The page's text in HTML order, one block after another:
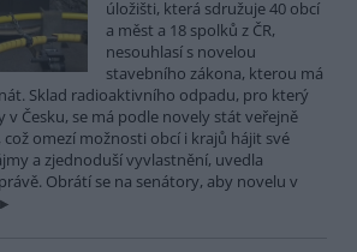
úložišti, která sdružuje 40 obcí
a měst a 18 spolků z ČR,
nesouhlasí s novelou
stavebního zákona, kterou má
Sklad radioaktivního odpadu, pro který
v Česku, se má podle novely stát veřejně
omezí možnosti obcí i krajů hájit své
a zjednoduší vyvlastnění, uvedla
Obrátí se na senátory, aby novelu v